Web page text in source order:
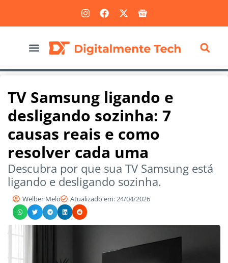
TV Samsung ligando e
desligando sozinha: 7
causas reais e como
resolver cada uma
Descubra por que sua TV Samsung está
ligando e desligando sozinha.
Welber Melo Atualizado em: 24/04/2026